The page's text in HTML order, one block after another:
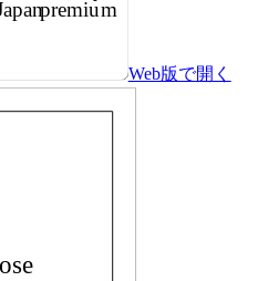
Web版で開く